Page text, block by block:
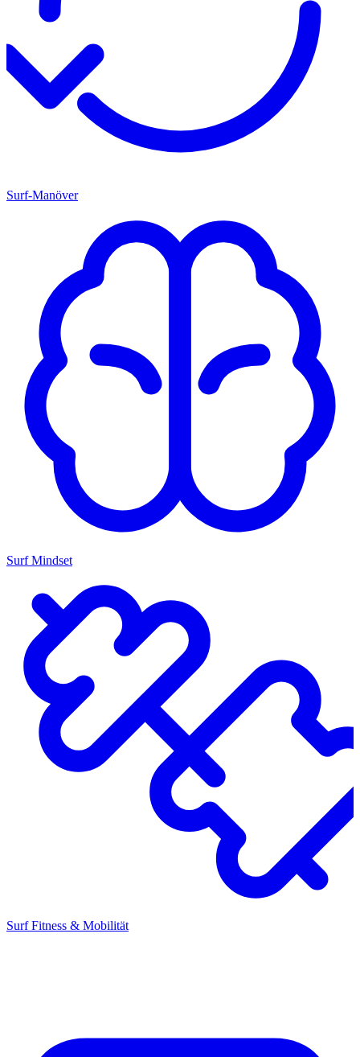
Surf-Manöver
Surf Mindset
Surf Fitness & Mobilität